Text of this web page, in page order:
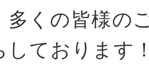
多くの皆様の
しております